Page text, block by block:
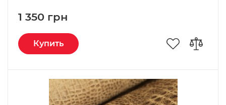
1 350 грн
Купить